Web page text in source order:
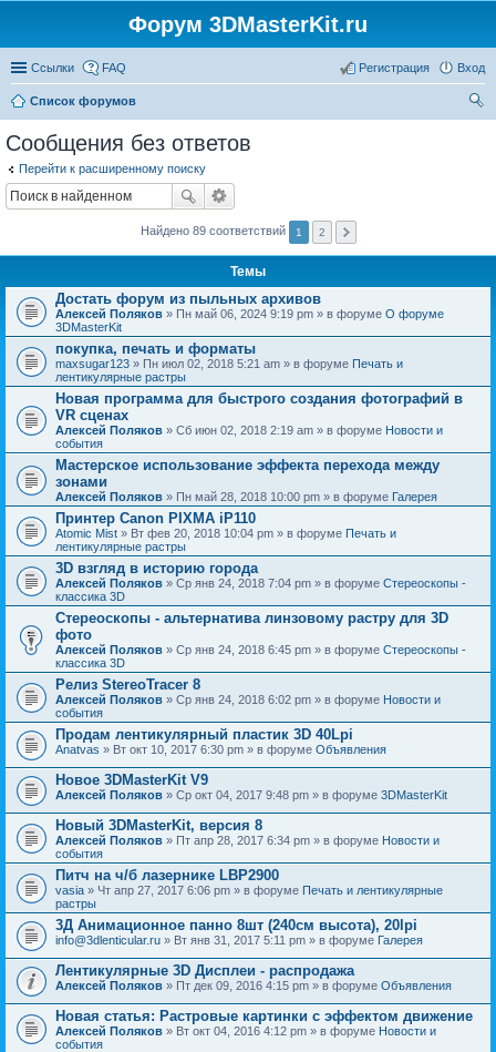
Форум 3DMasterKit.ru
Ссылки FAQ Вход
Регистрация
Список форумов
Сообщения без ответов
Перейти к расширенному поиску
Найдено 89 соответствий 1 2
Темы
Достать форум из пыльных архивов
Алексей Поляков » Пн май 06, 2024 9:19 pm » в форуме О форуме
3DMasterKit
покупка, печать и форматы
maxsugar123 » Пн июл 02, 2018 5:21 am » в форуме Печать и
лентикулярные растры
Новая программа для быстрого создания фотографий в
VR сценах
Алексей Поляков » Сб июн 02, 2018 2:19 am » в форуме Новости и
события
Мастерское использование эффекта перехода между
зонами
Алексей Поляков » Пн май 28, 2018 10:00 pm » в форуме Галерея
Принтер Canon PIXMA iP110
Atomic Mist » Вт фев 20, 2018 10:04 pm » в форуме Печать и
лентикулярные растры
3D взгляд в историю города
Алексей Поляков » Ср янв 24, 2018 7:04 pm » в форуме Стереоскопы -
классика 3D
Стереоскопы - альтернатива линзовому растру для 3D
фото
Алексей Поляков » Ср янв 24, 2018 6:45 pm » в форуме Стереоскопы -
классика 3D
Релиз StereoTracer 8
Алексей Поляков » Ср янв 24, 2018 6:02 pm » в форуме Новости и
события
Продам лентикулярный пластик 3D 40Lpi
Anatvas » Вт окт 10, 2017 6:30 pm » в форуме Объявления
Новое 3DMasterKit V9
Алексей Поляков » Ср окт 04, 2017 9:48 pm » в форуме 3DMasterKit
Новый 3DMasterKit, версия 8
Алексей Поляков » Пт апр 28, 2017 6:34 pm » в форуме Новости и
события
Питч на ч/б лазернике LBP2900
vasia » Чт апр 27, 2017 6:06 pm » в форуме Печать и лентикулярные
растры
3Д Анимационное панно 8шт (240см высота), 20lpi
info@3dlenticular.ru » Вт янв 31, 2017 5:11 pm » в форуме Галерея
Лентикулярные 3D Дисплеи - распродажа
Алексей Поляков » Пт дек 09, 2016 4:15 pm » в форуме Объявления
Новая статья: Растровые картинки с эффектом движение
Алексей Поляков » Вт окт 04, 2016 4:12 pm » в форуме Новости и
события